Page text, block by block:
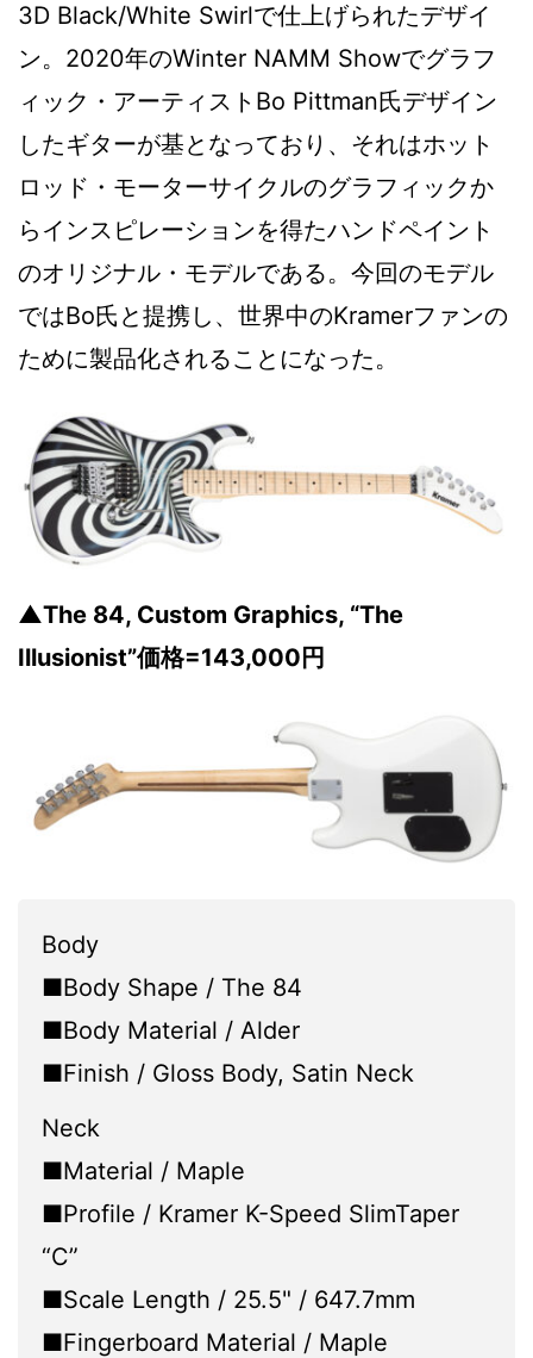
3D Black/White Swirlで仕上げられたデザイ
ン。2020年のWinter NAMM Showでグラフ
ィック・アーティストBo Pittman氏デザイン
したギターが基となっており、それはホット
ロッド・モーターサイクルのグラフィックか
らインスピレーションを得たハンドペイント
のオリジナル・モデルである。今回のモデル
ではBo氏と提携し、世界中のKramerファンの
ために製品化されることになった。
▲The 84, Custom Graphics, “The
Illusionist”価格=143,000円
Body
■Body Shape / The 84
■Body Material / Alder
■Finish / Gloss Body, Satin Neck
Neck
■Material / Maple
■Profile / Kramer K-Speed SlimTaper
“C”
■Scale Length / 25.5" / 647.7mm
■Fingerboard Material / Maple